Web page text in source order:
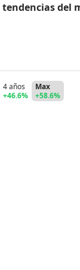
tendencias del
4 años
+46.6%
Max
+58.6%